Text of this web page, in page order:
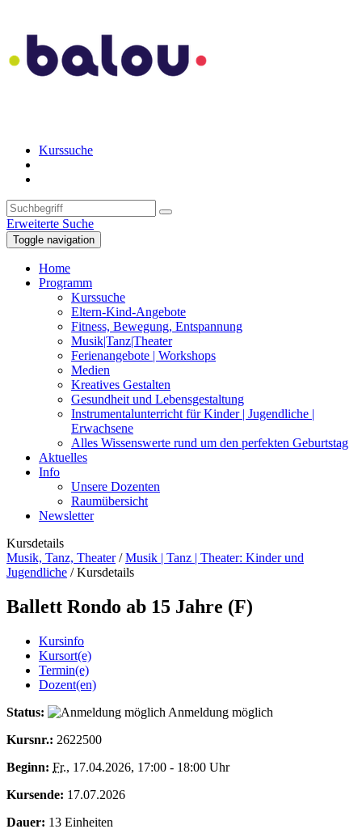
Kurssuche
Erweiterte Suche
Toggle navigation
Home
Programm
Kurssuche
Eltern-Kind-Angebote
Fitness, Bewegung, Entspannung
Musik|Tanz|Theater
Ferienangebote | Workshops
Medien
Kreatives Gestalten
Gesundheit und Lebensgestaltung
Instrumentalunterricht für Kinder | Jugendliche |
Erwachsene
Alles Wissenswerte rund um den perfekten Geburtstag
Aktuelles
Info
Unsere Dozenten
Raumübersicht
Newsletter
Kursdetails
Musik, Tanz, Theater /Musik | Tanz | Theater: Kinder und
Jugendliche /Kursdetails
Ballett Rondo ab 15 Jahre (F)
Kursinfo
Kursort(e)
Termin(e)
Dozent(en)
Status:
Anmeldung möglich
Kursnr.: 2622500
Beginn: Fr., 17.04.2026, 17:00 - 18:00 Uhr
Kursende: 17.07.2026
Dauer: 13 Einheiten